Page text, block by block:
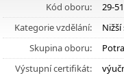
Kód oboru:
29-
Kategorie vzdělání:
Skupina oboru:
Výstupní certifikát: